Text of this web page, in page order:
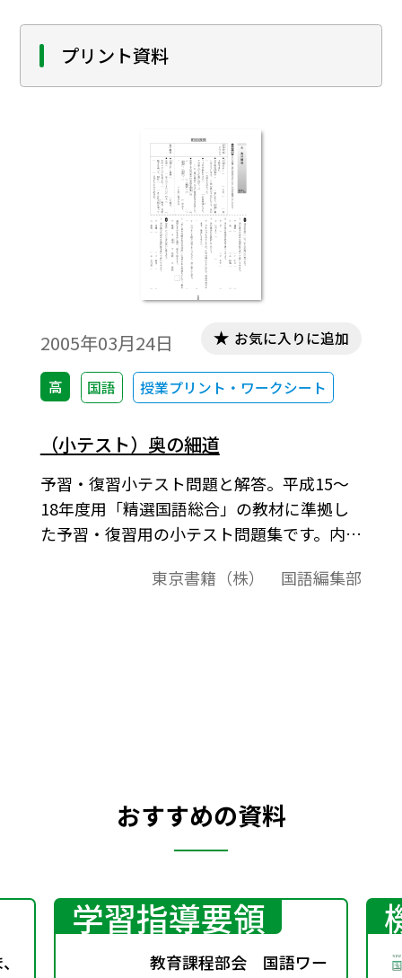
プリント資料
2005年03月24日
高 国語 授業プリント・ワークシート
お気に入りに追加
（小テスト）奥の細道
予習・復習小テスト問題と解答。平成15～
18年度用「精選国語総合」の教材に準拠し
た予習・復習用の小テスト問題集です。内容
解答例という構成です。東京書籍（株） 国語編集部
おすすめの資料
学習指導要領
教育課程部会 国語ワー